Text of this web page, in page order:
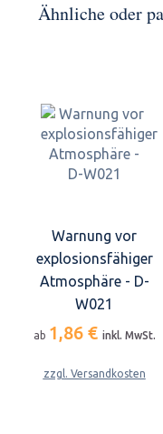
Ähnliche oder
Warnung vor
explosionsfähiger
Atmosphäre - D-
W021
ab 1,86 € inkl. MwSt.
zzgl. Versandkosten